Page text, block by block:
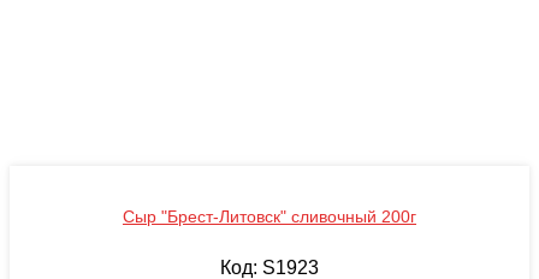
Сыр "Брест-Литовск" сливочный 200г
Код: S1923